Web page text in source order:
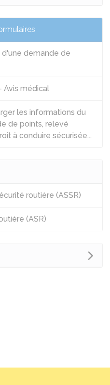
demande de
Avis médical
les informations du
de points, relevé
à conduire sécurisée...
routière (ASSR)
(ASR)